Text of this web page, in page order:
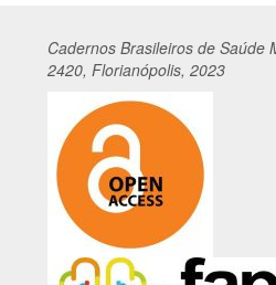
Cadernos Brasileiros de Saúde
2420, Florianópolis, 2023